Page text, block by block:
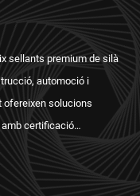
sellants premium de silà
automoció i
ofereixen solucions
certificació